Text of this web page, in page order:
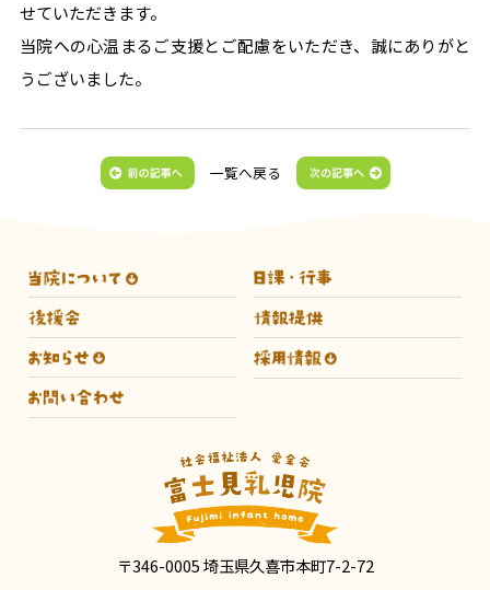
せていただきます。
当院への心温まるご支援とご配慮をいただき、誠にありがと
うございました。
一覧へ戻る
〒346-0005 埼玉県久喜市本町7-2-72